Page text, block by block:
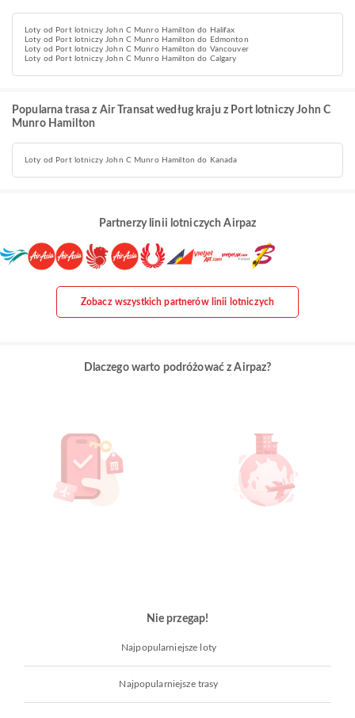
Loty od Port lotniczy John C Munro Hamilton do Halifax
Loty od Port lotniczy John C Munro Hamilton do Edmonton
Loty od Port lotniczy John C Munro Hamilton do Vancouver
Loty od Port lotniczy John C Munro Hamilton do Calgary
Popularna trasa z Air Transat według kraju z Port lotniczy John C
Munro Hamilton
Loty od Port lotniczy John C Munro Hamilton do Kanada
Partnerzy linii lotniczych Airpaz
Zobacz wszystkich partnerów linii lotniczych
Dlaczego warto podróżować z Airpaz?
Nie przegap!
Najpopularniejsze loty
Najpopularniejsze trasy